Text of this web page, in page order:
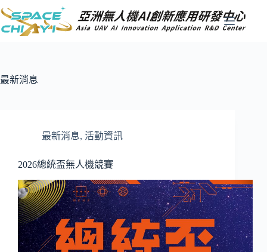
跳
主
容
最新消息
最新消息, 活動資訊
2026總統盃無人機競賽